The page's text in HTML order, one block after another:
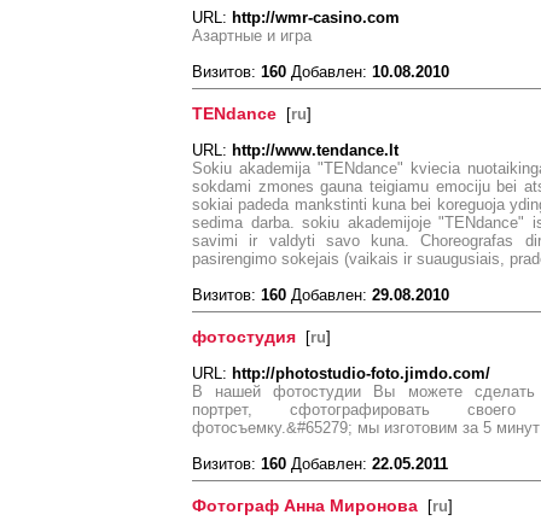
URL: http://wmr-casino.com
Азартные и игра
Визитов: 160 Добавлен: 10.08.2010
TENdance [ru]
URL: http://www.tendance.lt
Sokiu akademija "TENdance" kviecia
sokdami zmones gauna teigiamu emociju bei
sokiai padeda mankstinti kuna bei koreguoja
sedima darba. sokiu akademijoje "TENdance"
savimi ir valdyti savo kuna. Choreografas
pasirengimo sokejais (vaikais ir suaugusiais,
Визитов: 160 Добавлен: 29.08.2010
фотостудия [ru]
URL: http://photostudio-foto.jimdo.com/
В нашей фотостудии Вы можете сделать
портрет, сфотографировать своего
фотосъемку.&#65279; мы изготовим за 5
Визитов: 160 Добавлен: 22.05.2011
Фотограф Анна Миронова [ru]